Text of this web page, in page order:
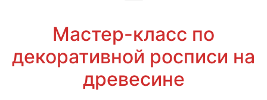
Мастер-класс по
декоративной росписи на
древесине